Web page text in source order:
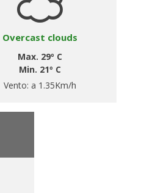
Overcast clouds
Max. 29º C
Min. 21º C
Vento: a 1.35Km/h